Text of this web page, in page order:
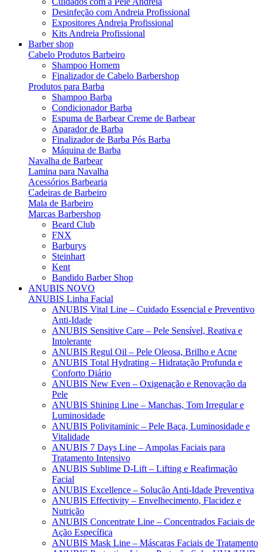
Desinfeção com Andreia Profissional
Expositores Andreia Profissional
Kits Andreia Profissional
Barber shop
Cabelo Produtos Barbeiro
Shampoo Homem
Finalizador de Cabelo Barbershop
Produtos para Barba
Shampoo Barba
Condicionador Barba
Espuma de Barbear Creme de Barbear
Aparador de Barba
Finalizador de Barba Pós Barba
Máquina de Barba
Navalha de Barbear
Lamina para Navalha
Acessórios Barbearia
Cadeiras de Barbeiro
Mala de Barbeiro
Marcas Barbershop
Beard Club
FNX
Barburys
Steinhart
Kent
Bandido Barber Shop
ANUBIS NOVO
ANUBIS Linha Facial
ANUBIS Vital Line – Cuidado Essencial e Preventivo
Anti-Idade
ANUBIS Sensitive Care – Pele Sensível, Reativa e
Intolerante
ANUBIS Regul Oil – Pele Oleosa, Brilho e Acne
ANUBIS Total Hydrating – Hidratação Profunda e
Conforto Diário
ANUBIS New Even – Oxigenação e Renovação da
Pele
ANUBIS Shining Line – Manchas, Tom Irregular e
Luminosidade
ANUBIS Polivitaminic – Pele Baça, Luminosidade e
Vitalidade
ANUBIS 7 Days Line – Ampolas Faciais para
Tratamento Intensivo
ANUBIS Sublime D-Lift – Lifting e Reafirmação
Facial
ANUBIS Excellence – Solução Anti-Idade Preventiva
ANUBIS Effectivity – Envelhecimento, Flacidez e
Nutrição
ANUBIS Concentrate Line – Concentrados Faciais de
Ação Específica
ANUBIS Mask Line – Máscaras Faciais de Tratamento